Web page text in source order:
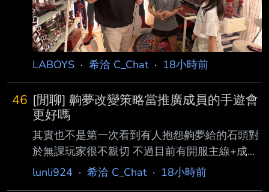
蜘蛛人收藏品和其他玩具，還有電腦 一間是放
運動器材的 但是爸爸
LABOYS · 希洽 C_Chat· 18小時前
46 [閒聊] 齁夢改變策略當推廣成員的手遊會
更好嗎
其實也不是第一次看到有人抱怨齁夢給的石頭對
於無課玩家很不親切 不過目前有開服主線+成就
+連續登頂的石頭 大部分人其實都還是囤出不少
lunli924 · 希洽 C_Chat· 18小時前